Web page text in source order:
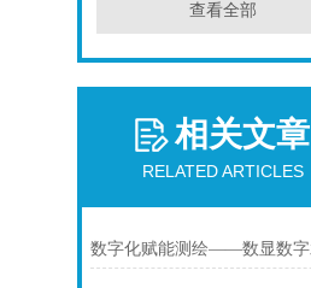
查看全部
相关文章
RELATED ARTICLES